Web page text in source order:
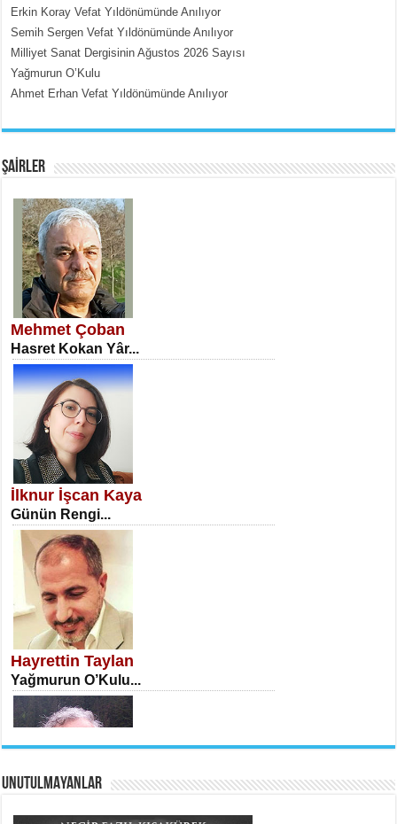
SATILMIŞ ÜMİT ÇETİNKAYA
Erkenlik...
NECLA DİLEK ARSLAN
Öğretmenler Günü Mahkemesi...
İSA KARATEPE
Ekranlar Arasında Kaybolan İnsan...
AHMET URFALI
Tahlil Denemesi...
Erkin Koray Vefat Yıldönümünde Anılıyor
Semih Sergen Vefat Yıldönümünde Anılıyor
Milliyet Sanat Dergisinin Ağustos 2026 Sayısı
Yağmurun O’Kulu
Ahmet Erhan Vefat Yıldönümünde Anılıyor
ŞAİRLER
Mehmet Çoban
Hasret Kokan Yâr...
İlknur İşcan Kaya
Günün Rengi...
Hayrettin Taylan
Yağmurun O’Kulu...
UNUTULMAYANLAR